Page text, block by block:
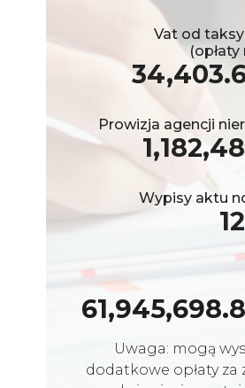
Vat od
Prowizja agencji
Wypisy aktu
Uwaga: mogą
dodatkowe opłaty za